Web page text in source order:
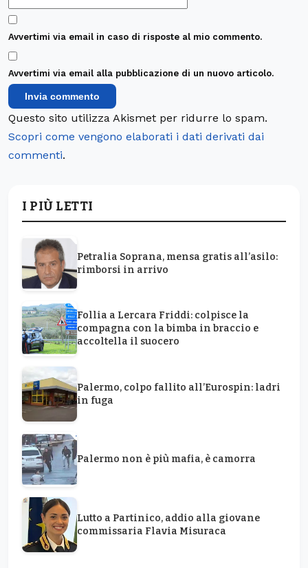
Avvertimi via email in caso di risposte al mio commento.
Avvertimi via email alla pubblicazione di un nuovo articolo.
Questo sito utilizza Akismet per ridurre lo spam.
Scopri come vengono elaborati i dati derivati dai
commenti.
I PIÙ LETTI
Petralia Soprana, mensa gratis all’asilo:
rimborsi in arrivo
Follia a Lercara Friddi: colpisce la
compagna con la bimba in braccio e
accoltella il suocero
Palermo, colpo fallito all’Eurospin: ladri
in fuga
Palermo non è più mafia, è camorra
Lutto a Partinico, addio alla giovane
commissaria Flavia Misuraca